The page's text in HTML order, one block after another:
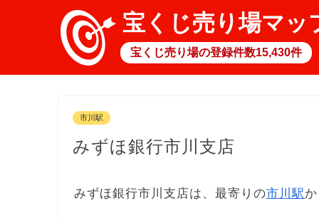
宝くじ売り場マッ
宝くじ売り場の登録件数15,430件
市川駅
みずほ銀行市川支店
みずほ銀行市川支店は、最寄りの市川駅